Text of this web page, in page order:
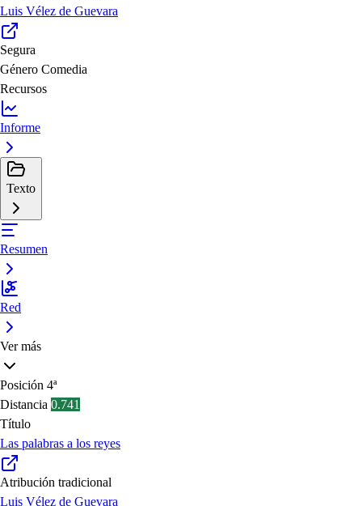
Luis Vélez de Guevara
Segura
Género Comedia
Recursos
Informe
Texto
Resumen
Red
Ver más
Posición 4ª
Distancia 0.741
Título
Las palabras a los reyes
Atribución tradicional
Luis Vélez de Guevara